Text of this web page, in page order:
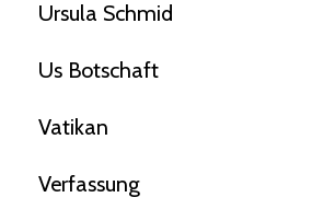
Ursula Schmid
Us Botschaft
Vatikan
Verfassung